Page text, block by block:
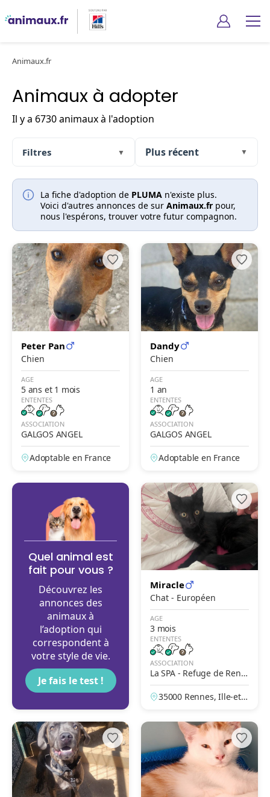
Animaux.fr
Animaux à adopter
Il y a 6730 animaux à l'adoption
Filtres ▼ ▼
La fiche d'adoption de PLUMA n'existe plus.
Voici d'autres annonces de sur Animaux.fr pour,
nous l'espérons, trouver votre futur compagnon.
Peter Pan
Chien
AGE
5 ans et 1 mois
ENTENTES
ASSOCIATION
GALGOS ANGEL
Adoptable en France
Dandy
Chien
AGE
1 an
ENTENTES
ASSOCIATION
GALGOS ANGEL
Adoptable en France
Quel animal est
fait pour vous ?
Découvrez les
annonces des
animaux à
l’adoption qui
correspondent à
votre style de vie.
Je fais le test !
Miracle
Chat - Européen
AGE
3 mois
ENTENTES
ASSOCIATION
La SPA - Refuge de Renn
es
35000 Rennes, Ille-et-V